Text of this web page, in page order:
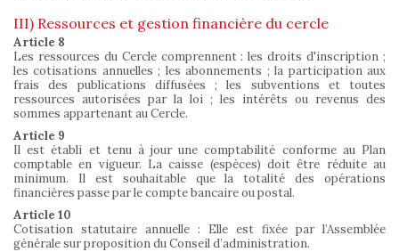
III) Ressources et gestion financière du cercle
Article 8
Les ressources du Cercle comprennent : les droits d'inscription ;
les cotisations annuelles ; les abonnements ; la participation aux
frais des publications diffusées ; les subventions et toutes
ressources autorisées par la loi ; les intérêts ou revenus des
sommes appartenant au Cercle.
Article 9
Il est établi et tenu à jour une comptabilité conforme au Plan
comptable en vigueur. La caisse (espèces) doit être réduite au
minimum. Il est souhaitable que la totalité des opérations
financières passe par le compte bancaire ou postal.
Article 10
Cotisation statutaire annuelle : Elle est fixée par l’Assemblée
générale sur proposition du Conseil d’administration.